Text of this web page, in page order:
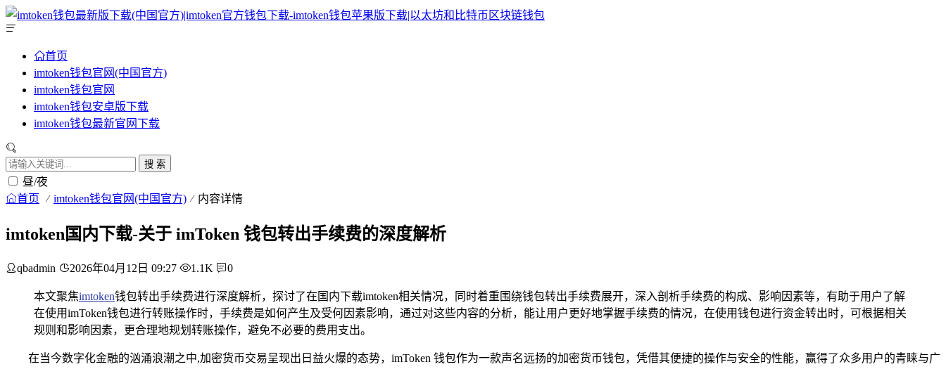
首页
imtoken钱包官网(中国官方)
imtoken钱包官网
imtoken钱包安卓版下载
imtoken钱包最新官网下载
搜 索
昼/夜
首页 imtoken钱包官网(中国官方) 内容详情
imtoken国内下载-关于 imToken 钱包转出手续费的深度解析
qbadmin 2026年04月12日 09:27 1.1K 0
本文聚焦imtoken钱包转出手续费进行深度解析，探讨了在国内下载imtoken相关情况，同时着重围绕钱包转出手续费展开，深入剖析手续费的构成、影响因素等，有助于用户了解
在使用imToken钱包进行转账操作时，手续费是如何产生及受何因素影响，通过对这些内容的分析，能让用户更好地掌握手续费的情况，在使用钱包进行资金转出时，可根据相关
规则和影响因素，更合理地规划转账操作，避免不必要的费用支出。
在当今数字化金融的汹涌浪潮之中,加密货币交易呈现出日益火爆的态势，imToken 钱包作为一款声名远扬的加密货币钱包，凭借其便捷的操作与安全的性能，赢得了众多用户的青睐与广